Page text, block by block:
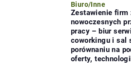
Biuro/Inne
Zestawienie firm
nowoczesnych
pracy – biur
coworkingu i sal
porównaniu na
oferty,